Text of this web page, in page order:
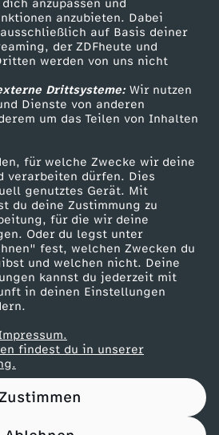
anzupassen und
anzubieten. Dabei
auf Basis deiner
der ZDFheute und
werden von uns nicht
Drittsysteme:Wir nutzen
Dienste von anderen
um das Teilen von Inhalten
für welche Zwecke wir deine
verarbeiten dürfen. Dies
genutztes Gerät. Mit
du deine Zustimmung zu
für die wir deine
Oder du legst unter
fest, welchen Zwecken du
und welchen nicht. Deine
kannst du jederzeit mit
in deinen Einstellungen
findest du in unserer